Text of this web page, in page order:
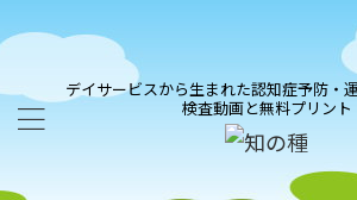
デイサービスから生まれた認知症予防・
検査動画と無料プリント